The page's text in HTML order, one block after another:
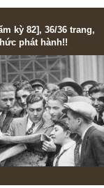
ngài Peter
kỳ 82], 36/36
thức phát hành!!